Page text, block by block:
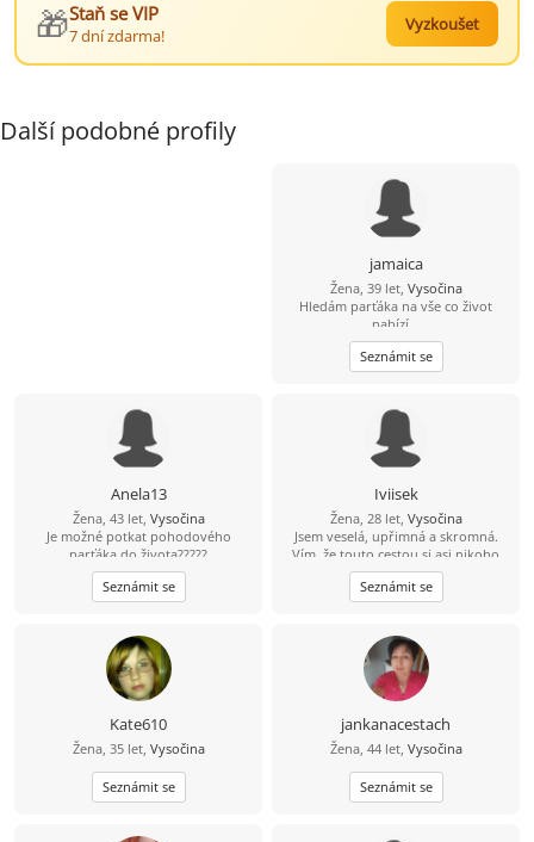
🎁Staň se VIP
7 dní zdarma!
Vyzkoušet
Další podobné profily
jamaica
Žena, 39 let, Vysočina
Hledám parťáka na vše co život
nabízí...
Seznámit se
Anela13
Žena, 43 let, Vysočina
Je možné potkat pohodového
parťáka do života?????
Seznámit se
Iviisek
Žena, 28 let, Vysočina
Jsem veselá, upřimná a skromná.
Vím, že touto cestou si asi nikoho
nenajdu, ale za pokus to stojí. A
můžeme si aspoň pokecat.. Měl bys
být taky veselý a mít smysl pro
Seznámit se
Kate610
Žena, 35 let, Vysočina
Seznámit se
jankanacestach
Žena, 44 let, Vysočina
Seznámit se